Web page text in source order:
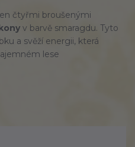
čtyřmi broušenými
v barvě smaragdu. Tyto
a svěží energii, která
lese